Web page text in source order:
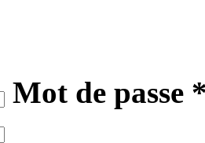
Mot de passe